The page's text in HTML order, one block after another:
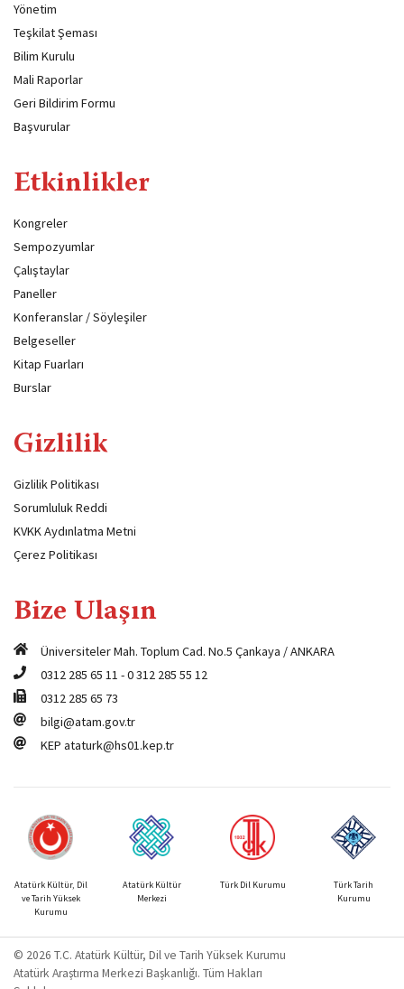
Yönetim
Teşkilat Şeması
Bilim Kurulu
Mali Raporlar
Geri Bildirim Formu
Başvurular
Etkinlikler
Kongreler
Sempozyumlar
Çalıştaylar
Paneller
Konferanslar / Söyleşiler
Belgeseller
Kitap Fuarları
Burslar
Gizlilik
Gizlilik Politikası
Sorumluluk Reddi
KVKK Aydınlatma Metni
Çerez Politikası
Bize Ulaşın
Üniversiteler Mah. Toplum Cad. No.5 Çankaya / ANKARA
0312 285 65 11 -0 312 285 55 12
0312 285 65 73
bilgi@atam.gov.tr
KEP ataturk@hs01.kep.tr
Atatürk Kültür, Dil
ve Tarih Yüksek
Kurumu
Atatürk Kültür
Merkezi
Türk Dil Kurumu
Türk Tarih
Kurumu
© 2026 T.C. Atatürk Kültür, Dil ve Tarih Yüksek Kurumu
Atatürk Araştırma Merkezi Başkanlığı. Tüm Hakları